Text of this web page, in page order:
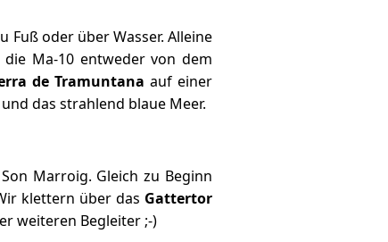
Fuß oder über Wasser. Alleine
Ma-10 entweder von dem
de Tramuntana auf einer
das strahlend blaue Meer.
Marroig. Gleich zu Beginn
klettern über das Gattertor
weiteren Begleiter ;-)